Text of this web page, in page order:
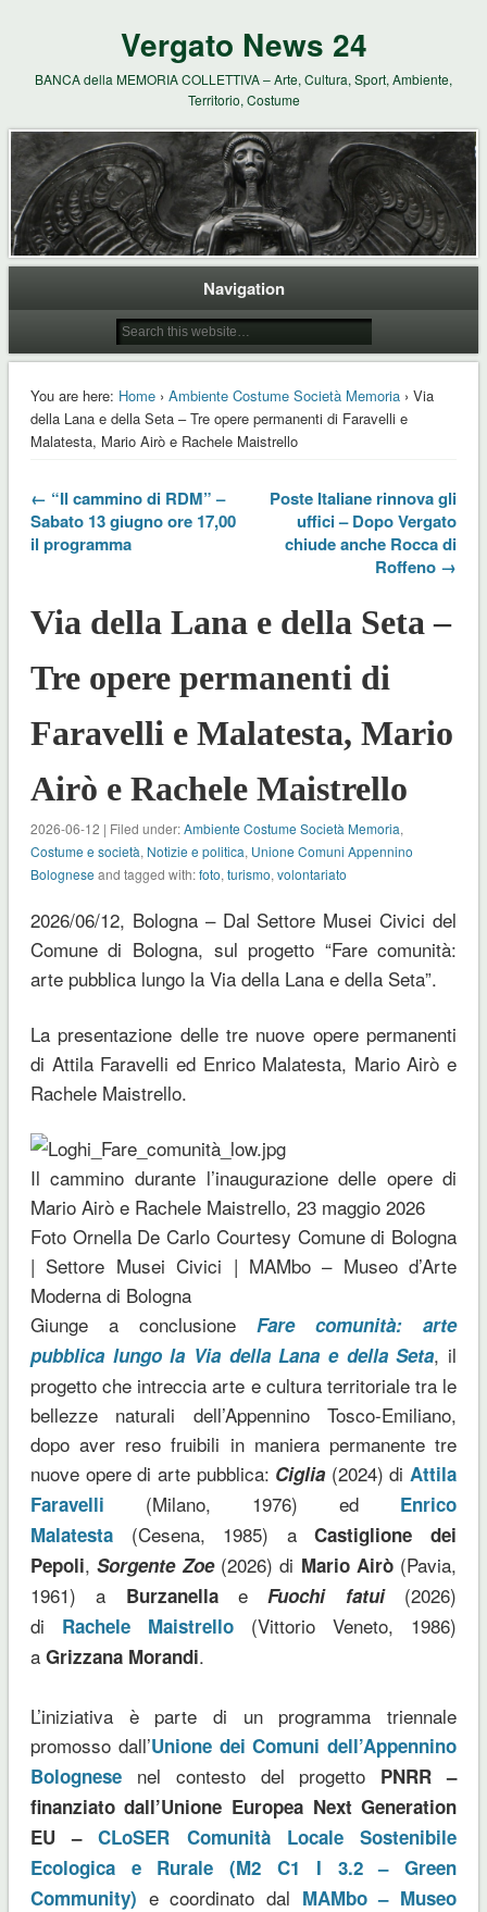
Vergato News 24
BANCA della MEMORIA COLLETTIVA – Arte, Cultura, Sport, Ambiente,
Territorio, Costume
Navigation
You are here: Home› Ambiente Costume Società Memoria› Via
della Lana e della Seta – Tre opere permanenti di Faravelli e
Malatesta, Mario Airò e Rachele Maistrello
← “Il cammino di RDM” –
Sabato 13 giugno ore 17,00
il programma
Poste Italiane rinnova gli
uffici – Dopo Vergato
chiude anche Rocca di
Roffeno →
Via della Lana e della Seta –
Tre opere permanenti di
Faravelli e Malatesta, Mario
Airò e Rachele Maistrello
2026-06-12 | Filed under:Ambiente Costume Società Memoria,
Costume e società, Notizie e politica, Unione Comuni Appennino
Bolognese and tagged with:foto, turismo, volontariato
2026/06/12, Bologna – Dal Settore Musei Civici del
Comune di Bologna, sul progetto “Fare comunità:
arte pubblica lungo la Via della Lana e della Seta”.
La presentazione delle tre nuove opere permanenti
di Attila Faravelli ed Enrico Malatesta, Mario Airò e
Rachele Maistrello.
Il cammino durante l’inaugurazione delle opere di
Mario Airò e Rachele Maistrello, 23 maggio 2026
Foto Ornella De Carlo Courtesy Comune di Bologna
| Settore Musei Civici | MAMbo – Museo d’Arte
Moderna di Bologna
Giunge a conclusioneFare comunità: arte
pubblica lungo la Via della Lana e della Seta, il
progetto che intreccia arte e cultura territoriale tra le
bellezze naturali dell’Appennino Tosco-Emiliano,
dopo aver reso fruibili in maniera permanente tre
nuove opere di arte pubblica: Ciglia (2024) di Attila
Faravelli (Milano, 1976) ed
Enrico
Malatesta(Cesena, 1985) aCastiglione dei
Pepoli,Sorgente Zoe(2026) di Mario Airò(Pavia,
1961) a BurzanellaeFuochi fatui(2026)
di Rachele Maistrello (Vittorio Veneto, 1986)
a Grizzana Morandi.
L’iniziativa è parte di un programma triennale
promosso dall’Unione dei Comuni dell’Appennino
Bolognesenel contesto del progetto PNRR –
finanziato dall’Unione Europea Next Generation
EU –CLoSER Comunità Locale Sostenibile
Ecologica e Rurale (M2 C1 I 3.2 – Green
Community) e coordinato dal MAMbo – Museo